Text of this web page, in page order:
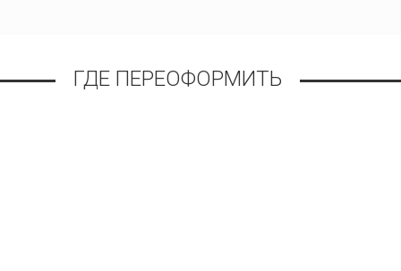
ГДЕ ПЕРЕОФОРМИТЬ